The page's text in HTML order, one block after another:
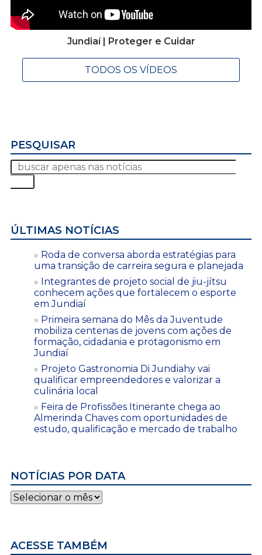
Jundiaí | Proteger e Cuidar
TODOS OS VÍDEOS
PESQUISAR
ÚLTIMAS NOTÍCIAS
Roda de conversa aborda estratégias para
uma transição de carreira segura e planejada
Integrantes de projeto social de jiu-jítsu
conhecem ações que fortalecem o esporte
em Jundiaí
Primeira semana do Mês da Juventude
mobiliza centenas de jovens com ações de
formação, cidadania e protagonismo em
Jundiaí
Projeto Gastronomia Di Jundiahy vai
qualificar empreendedores e valorizar a
culinária local
Feira de Profissões Itinerante chega ao
Almerinda Chaves com oportunidades de
estudo, qualificação e mercado de trabalho
NOTÍCIAS POR DATA
Notícias
por
ACESSE TAMBÉM